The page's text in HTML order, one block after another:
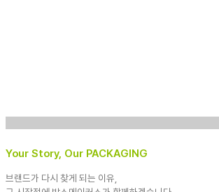
Your Story, Our PACKAGING
브랜드가 다시 찾게 되는 이유,